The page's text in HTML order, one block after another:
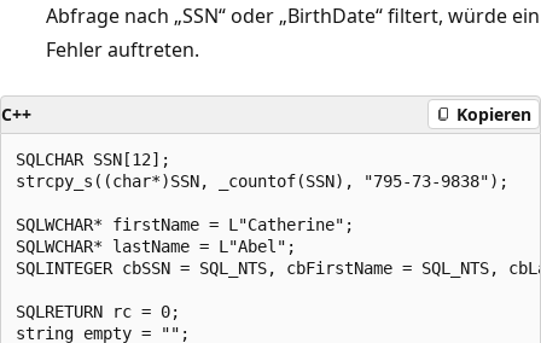
Abfrage nach „SSN“ oder „BirthDate“ filtert, würde ein
Fehler auftreten.
C++ Kopieren
SQLCHAR SSN[12];
strcpy_s((char*)SSN, _countof(SSN), "795-73-9838");
SQLWCHAR* firstName = L"Catherine";
SQLWCHAR* lastName = L"Abel";
SQLINTEGER cbSSN = SQL_NTS, cbFirstName = SQL_NTS,
SQLRETURN rc = 0;
string empty = "";